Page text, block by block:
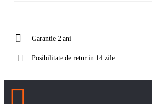
Garantie 2 ani
Posibilitate de retur in 14 zile